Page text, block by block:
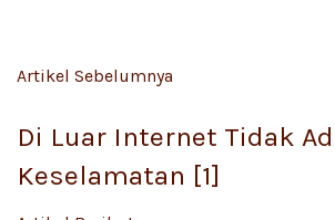
Artikel Sebelumnya
Di Luar Internet Tidak
Keselamatan [1]